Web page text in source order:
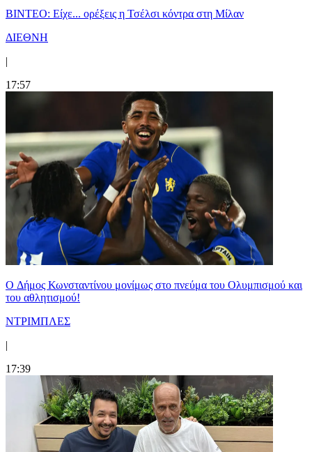
BINTEO: Είχε... ορέξεις η Τσέλσι κόντρα στη Μίλαν
ΔΙΕΘΝΗ
|
17:57
O Δήμος Κωνσταντίνου μονίμως στο πνεύμα του Ολυμπισμού και
του αθλητισμού!
ΝΤΡΙΜΠΛΕΣ
|
17:39